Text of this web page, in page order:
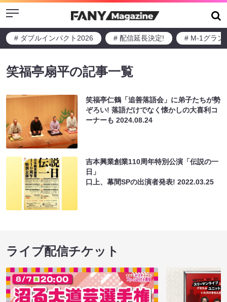
Menu
# ダブルインパクト2026 # 配信延長決定! # M-1グラン
笑福亭扇平の記事一覧
笑福亭仁鶴「追善落語会」に弟子たちが勢
ぞろい! 落語だけでなく懐かしの大喜利コ
ーナーも2024.08.24
吉本興業創業110周年特別公演「伝説の一
日」
口上、幕間SPの出演者発表!2022.03.25
ライブ配信チケット